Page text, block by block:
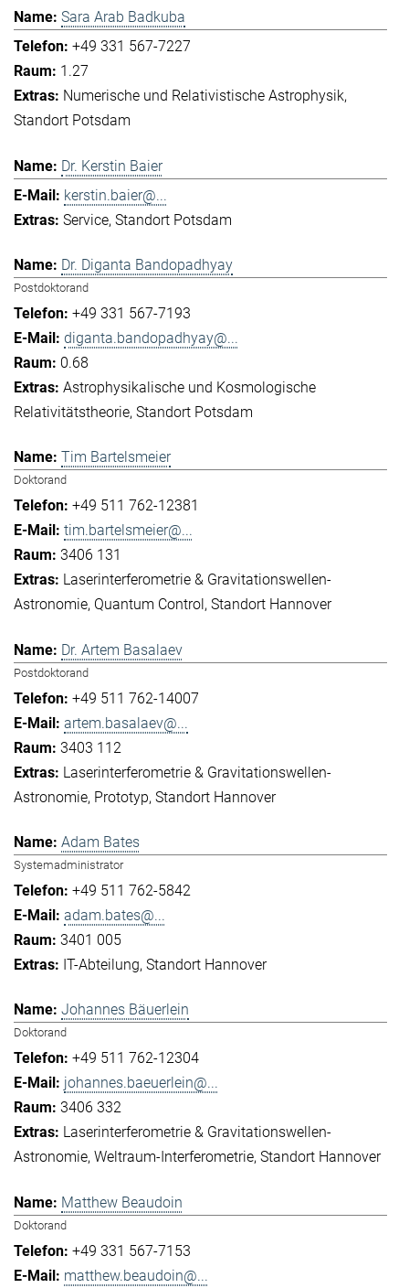
Sara Arab Badkuba
+49 331 567-7227
1.27
Numerische und Relativistische Astrophysik
Standort Potsdam
Dr. Kerstin Baier
kerstin.baier@...
Service Standort Potsdam
Dr. Diganta Bandopadhyay
Postdoktorand
+49 331 567-7193
diganta.bandopadhyay@...
0.68
Astrophysikalische und Kosmologische
Relativitätstheorie Standort Potsdam
Tim Bartelsmeier
Doktorand
+49 511 762-12381
tim.bartelsmeier@...
3406 131
Laserinterferometrie & Gravitationswellen-
Astronomie Quantum Control Standort Hannover
Dr. Artem Basalaev
Postdoktorand
+49 511 762-14007
artem.basalaev@...
3403 112
Laserinterferometrie & Gravitationswellen-
Astronomie Prototyp Standort Hannover
Adam Bates
Systemadministrator
+49 511 762-5842
adam.bates@...
3401 005
IT-Abteilung Standort Hannover
Johannes Bäuerlein
Doktorand
+49 511 762-12304
johannes.baeuerlein@...
3406 332
Laserinterferometrie & Gravitationswellen-
Astronomie Weltraum-Interferometrie Standort Hannover
Matthew Beaudoin
Doktorand
+49 331 567-7153
matthew.beaudoin@...